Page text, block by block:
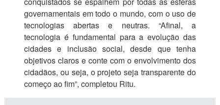
governamentais em todo o mundo, com o uso de
tecnologias abertas e neutras. “Afinal, a
tecnologia é fundamental para a evolução das
cidades e inclusão social, desde que tenha
objetivos claros e conte com o envolvimento dos
cidadãos, ou seja, o projeto seja transparente do
começo ao fim”, completou Ritu.